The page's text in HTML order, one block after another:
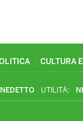
CULTURA
UTILITÀ: